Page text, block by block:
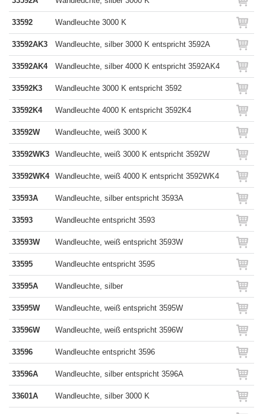
33592 Wandleuchte 3000 K
33592AK3 Wandleuchte, silber 3000 K entspricht 3592A
33592AK4 Wandleuchte, silber 4000 K entspricht 3592AK4
33592K3 Wandleuchte 3000 K entspricht 3592
33592K4 Wandleuchte 4000 K entspricht 3592K4
33592W Wandleuchte, weiß 3000 K
33592WK3 Wandleuchte, weiß 3000 K entspricht 3592W
33592WK4 Wandleuchte, weiß 4000 K entspricht 3592WK4
33593A Wandleuchte, silber entspricht 3593A
33593 Wandleuchte entspricht 3593
33593W Wandleuchte, weiß entspricht 3593W
33595 Wandleuchte entspricht 3595
33595A Wandleuchte, silber
33595W Wandleuchte, weiß entspricht 3595W
33596W Wandleuchte, weiß entspricht 3596W
33596 Wandleuchte entspricht 3596
33596A Wandleuchte, silber entspricht 3596A
33601A Wandleuchte, silber 3000 K